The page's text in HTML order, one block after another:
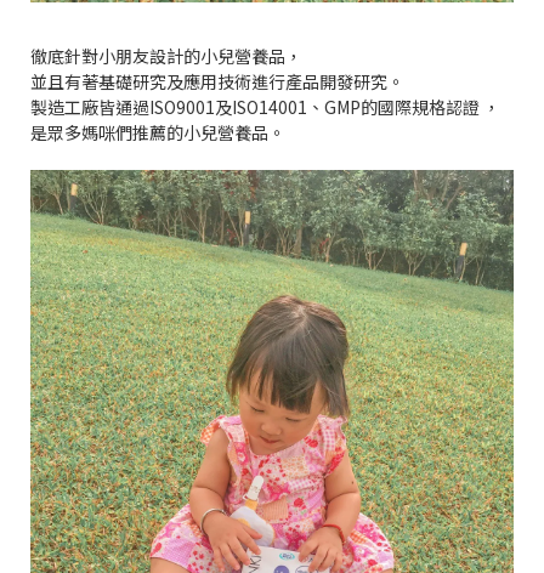
徹底針對小朋友設計的小兒營養品，
並且有著基礎研究及應用技術進行產品開發研究。
製造工廠皆通過ISO9001及ISO14001、GMP的國際規格認證 ，
是眾多媽咪們推薦的小兒營養品。